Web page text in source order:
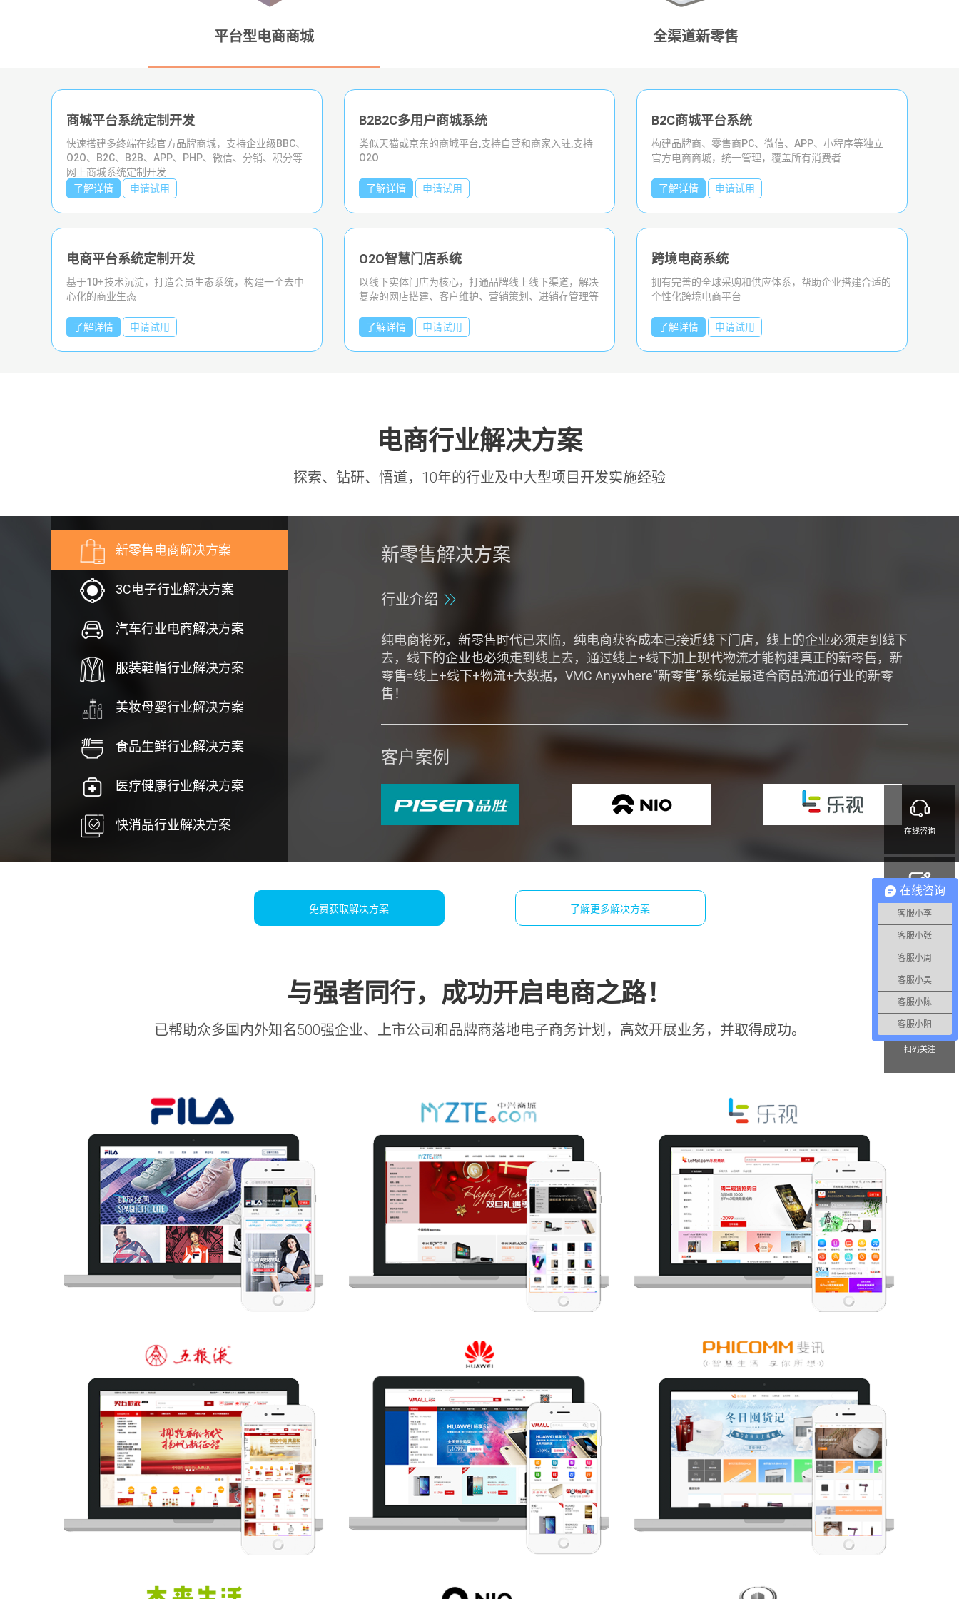
平台型电商商城 全渠道新零售
商城平台系统定制开发
快速搭建多终端在线官方品牌商城，支持企业级BBC、
O2O、B2C、B2B、APP、PHP、微信、分销、积分等
网上商城系统定制开发
了解详情
申请试用
B2B2C多用户商城系统
类似天猫或京东的商城平台,支持自营和商家入驻,支持
O2O
了解详情 申请试用
B2C商城平台系统
构建品牌商、零售商PC、微信、APP、小程序等独立
官方电商商城，统一管理，覆盖所有消费者
了解详情 申请试用
电商平台系统定制开发
基于10+技术沉淀，打造会员生态系统，构建一个去中
心化的商业生态
了解详情 申请试用
O2O智慧门店系统
以线下实体门店为核心，打通品牌线上线下渠道，解决
复杂的网店搭建、客户维护、营销策划、进销存管理等
了解详情 申请试用
跨境电商系统
拥有完善的全球采购和供应体系，帮助企业搭建合适的
个性化跨境电商平台
了解详情 申请试用
新零售系统
打通企业线上线下、整体管理，快速实现新零售模式的
一套全渠道零售系统
了解详情 申请试用
O2O智慧零售系统
对品牌商门店打造出品牌的数字银行，为您实现品牌的
全数字化经营，驱动品牌智能发展
了解详情 申请试用
新零售多用户商城系统
自营、招商、批发、供货、分销、城市站点、区域代
理、 O2O门店 一套系统就可支持
了解详情 申请试用
小程序新零售系统
超会卖货的移动小程序商城支持多种分销模式，快速提
升业务收入
了解详情 申请试用
全渠道O2O系统
对接全渠道O2O商城系统，全面打通会员、库存、订
单、产品、系 统支持按年付费和源码授权
了解详情 申请试用
全渠道门店零售系统
提供新零售线上化经营管理工具，只为让更多客户、多
次到店消费，实现线上商城和线下门店的无缝融合
了解详情 申请试用
电商行业解决方案
探索、钻研、悟道，10年的行业及中大型项目开发实施经验
新零售电商解决方案
3C电子行业解决方案
汽车行业电商解决方案
服装鞋帽行业解决方案
美妆母婴行业解决方案
食品生鲜行业解决方案
医疗健康行业解决方案
快消品行业解决方案
新零售解决方案
行业介绍
纯电商将死，新零售时代已来临，纯电商获客成本已接近线下门店，线上的企业必须走到线下
去，线下的企业也必须走到线上去，通过线上+线下加上现代物流才能构建真正的新零售，新
零售=线上+线下+物流+大数据，VMC Anywhere“新零售”系统是最适合商品流通行业的新零
售！
客户案例
免费获取解决方案 了解更多解决方案
与强者同行，成功开启电商之路！
已帮助众多国内外知名500强企业、上市公司和品牌商落地电子商务计划，高效开展业务，并取得成功。
在线咨询
注册申请
400-829-6218
扫码关注
在线咨询
客服小李
客服小张
客服小周
客服小吴
客服小陈
客服小阳